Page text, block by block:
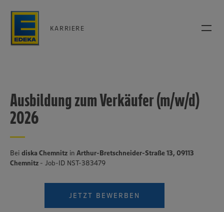
KARRIERE
Ausbildung zum Verkäufer (m/w/d)
2026
Bei diska Chemnitz in Arthur-Bretschneider-Straße 13, 09113
Chemnitz - Job-ID NST-383479
JETZT BEWERBEN